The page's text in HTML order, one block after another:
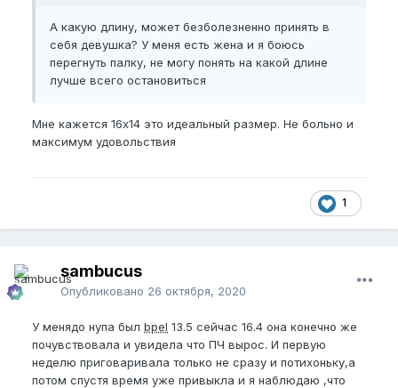
А какую длину, может безболезненно принять в
себя девушка? У меня есть жена и я боюсь
перегнуть палку, не могу понять на какой длине
лучше всего остановиться
Мне кажется 16х14 это идеальный размер. Не больно и
максимум удовольствия
1
sambucus
Опубликовано 26 октября, 2020
У менядо нупа был bpel 13.5 сейчас 16.4 она конечно же
почувствовала и увидела что ПЧ вырос. И первую
неделю приговаривала только не сразу и потихоньку,а
потом спустя время уже привыкла и я наблюдаю ,что